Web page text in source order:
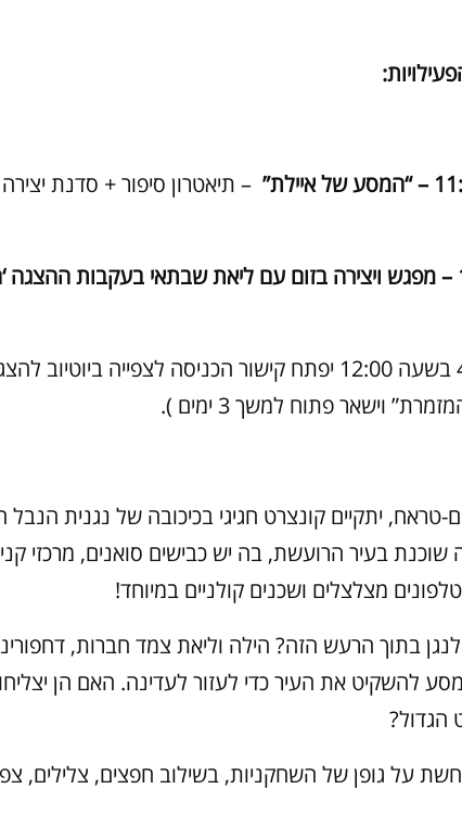
:
– תיאטרון סיפור + סדנת
שני 5.10 – 11:00 – מפגש ויצירה בזום עם ליאת שבתאי בעקבות ההצגה
(בראשון, 4/10/20 בשעה 12:00 יפתח קישור הכניסה לצפייה ביוטיוב
וישאר פתוח למשך 3 ימים ).
טראח, יתקיים קונצרט חגיגי בכיכובה של נגנית
בעיר הרועשת, בה יש כבישים סואנים, מרכזי
מצלצלים ושכנים קולניים במיוחד!
בתוך הרעש הזה? הילה וליאת צמד חברות,
להשקיט את העיר כדי לעזור לעדינה. האם הן
הגדול?
על גופן של השחקניות, בשילוב חפצים, צלילים,